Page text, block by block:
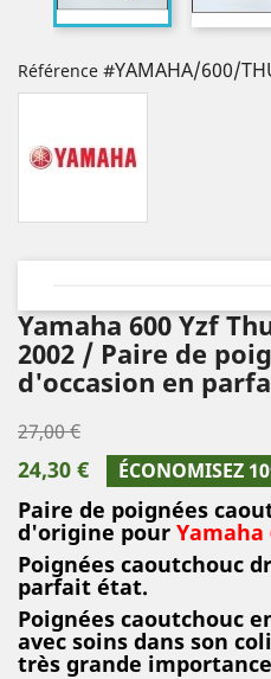
Référence #YAMAHA/600/
Yamaha 600 Yzf
2002 / Paire de
d'occasion en
27,00 €
24,30 € ÉCONOMISEZ
Paire de poignées
d'origine pour Yamaha
Poignées caoutchouc
parfait état.
Poignées caoutchouc
avec soins dans son
très grande